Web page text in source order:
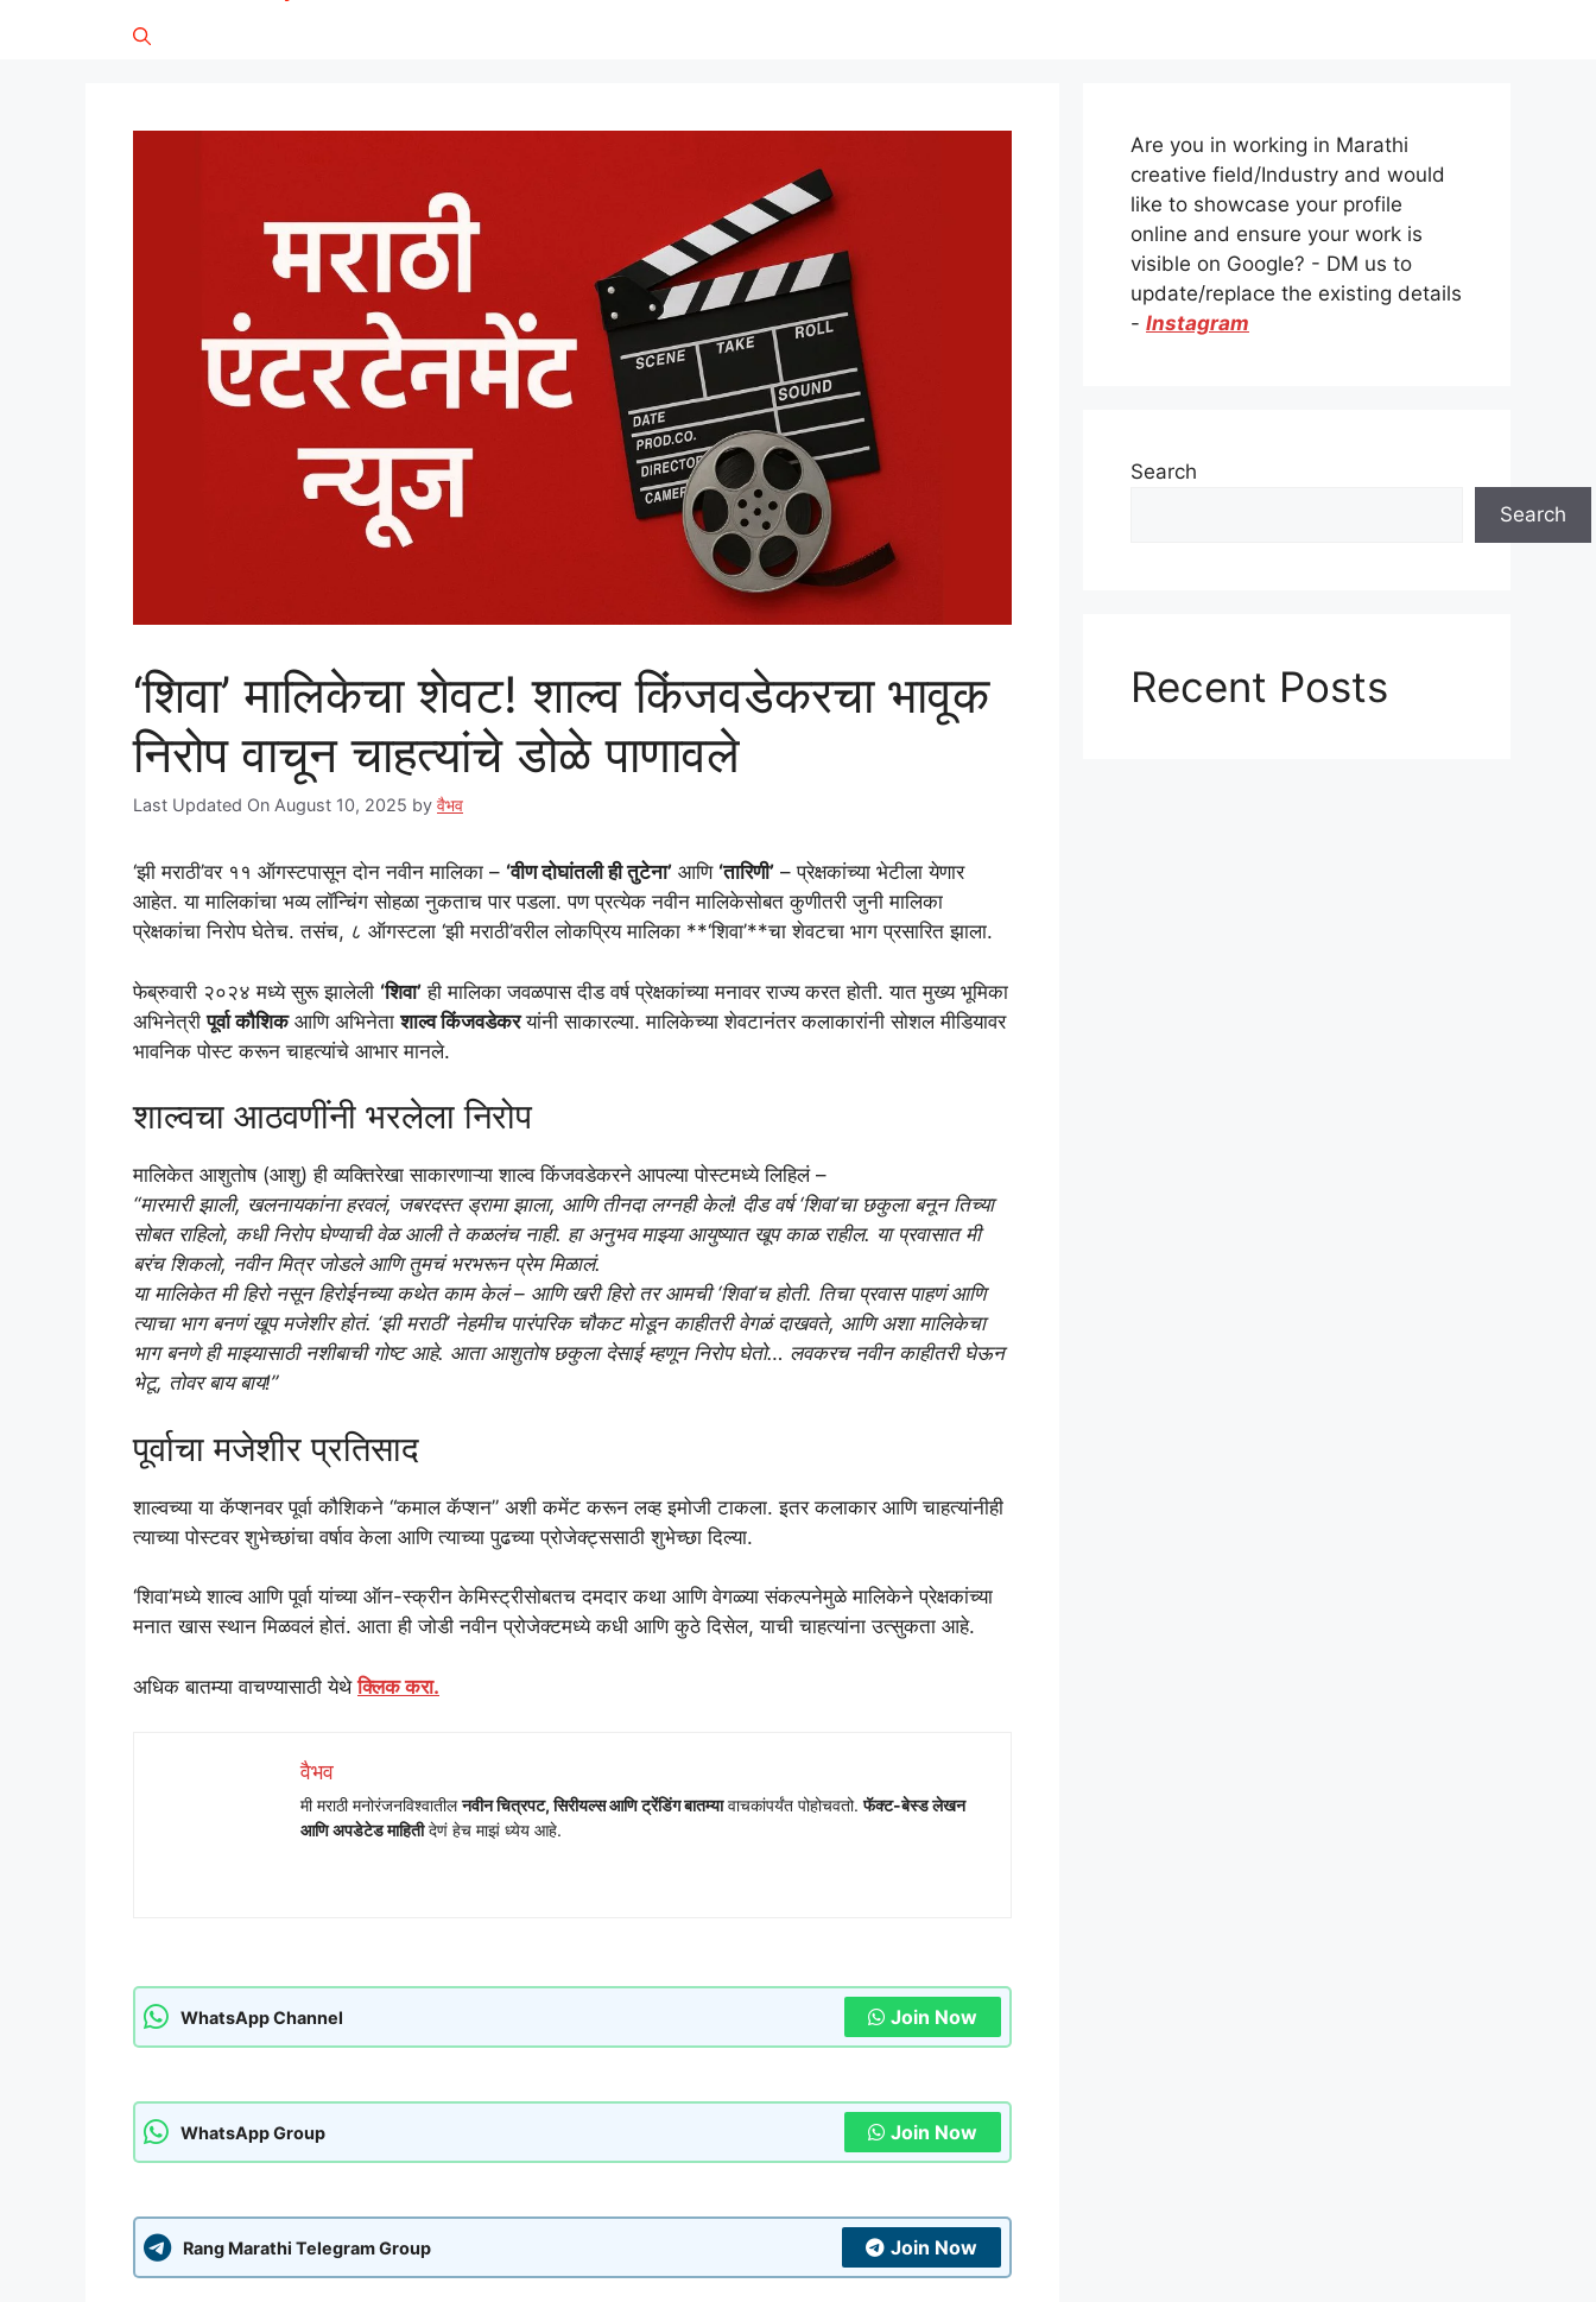
‘शिवा’ मालिकेचा शेवट! शाल्व किंजवडेकरचा भावूक
निरोप वाचून चाहत्यांचे डोळे पाणावले
Last Updated On August 10, 2025 by वैभव
‘झी मराठी’वर ११ ऑगस्टपासून दोन नवीन मालिका – ‘वीण दोघांतली ही तुटेना’ आणि ‘तारिणी’ – प्रेक्षकांच्या भेटीला येणार
आहेत. या मालिकांचा भव्य लॉन्चिंग सोहळा नुकताच पार पडला. पण प्रत्येक नवीन मालिकेसोबत कुणीतरी जुनी मालिका
प्रेक्षकांचा निरोप घेतेच. तसंच, ८ ऑगस्टला ‘झी मराठी’वरील लोकप्रिय मालिका **‘शिवा’**चा शेवटचा भाग प्रसारित झाला.
फेब्रुवारी २०२४ मध्ये सुरू झालेली ‘शिवा’ ही मालिका जवळपास दीड वर्ष प्रेक्षकांच्या मनावर राज्य करत होती. यात मुख्य भूमिका
अभिनेत्रीपूर्वा कौशिकआणि अभिनेताशाल्व किंजवडेकरयांनी साकारल्या. मालिकेच्या शेवटानंतर कलाकारांनी सोशल मीडियावर
भावनिक पोस्ट करून चाहत्यांचे आभार मानले.
शाल्वचा आठवणींनी भरलेला निरोप
मालिकेत आशुतोष (आशु) ही व्यक्तिरेखा साकारणाऱ्या शाल्व किंजवडेकरने आपल्या पोस्टमध्ये लिहिलं –
“मारमारी झाली, खलनायकांना हरवलं, जबरदस्त ड्रामा झाला, आणि तीनदा लग्नही केलं! दीड वर्ष ‘शिवा’चा छकुला बनून तिच्या
सोबत राहिलो, कधी निरोप घेण्याची वेळ आली ते कळलंच नाही. हा अनुभव माझ्या आयुष्यात खूप काळ राहील. या प्रवासात मी
बरंच शिकलो, नवीन मित्र जोडले आणि तुमचं भरभरून प्रेम मिळालं.
या मालिकेत मी हिरो नसून हिरोईनच्या कथेत काम केलं – आणि खरी हिरो तर आमची ‘शिवा’च होती. तिचा प्रवास पाहणं आणि
त्याचा भाग बनणं खूप मजेशीर होतं. ‘झी मराठी’ नेहमीच पारंपरिक चौकट मोडून काहीतरी वेगळं दाखवते, आणि अशा मालिकेचा
भाग बनणे ही माझ्यासाठी नशीबाची गोष्ट आहे. आता आशुतोष छकुला देसाई म्हणून निरोप घेतो… लवकरच नवीन काहीतरी घेऊन
भेटू, तोवर बाय बाय!”
पूर्वाचा मजेशीर प्रतिसाद
शाल्वच्या या कॅप्शनवर पूर्वा कौशिकने “कमाल कॅप्शन” अशी कमेंट करून लव्ह इमोजी टाकला. इतर कलाकार आणि चाहत्यांनीही
त्याच्या पोस्टवर शुभेच्छांचा वर्षाव केला आणि त्याच्या पुढच्या प्रोजेक्ट्ससाठी शुभेच्छा दिल्या.
‘शिवा’मध्ये शाल्व आणि पूर्वा यांच्या ऑन-स्क्रीन केमिस्ट्रीसोबतच दमदार कथा आणि वेगळ्या संकल्पनेमुळे मालिकेने प्रेक्षकांच्या
मनात खास स्थान मिळवलं होतं. आता ही जोडी नवीन प्रोजेक्टमध्ये कधी आणि कुठे दिसेल, याची चाहत्यांना उत्सुकता आहे.
अधिक बातम्या वाचण्यासाठी येथेक्लिक करा.
वैभव
मी मराठी मनोरंजनविश्वातीलनवीन चित्रपट, सिरीयल्स आणि ट्रेंडिंग बातम्यावाचकांपर्यंत पोहोचवतो.फॅक्ट-बेस्ड लेखन
आणि अपडेटेड माहितीदेणं हेच माझं ध्येय आहे.
WhatsApp Channel Join Now
WhatsApp Group Join Now
Rang Marathi Telegram Group Join Now
Are you in working in Marathi
creative field/Industry and would
like to showcase your profile
online and ensure your work is
visible on Google? - DM us to
update/replace the existing details
- Instagram
Search
Search
Recent Posts